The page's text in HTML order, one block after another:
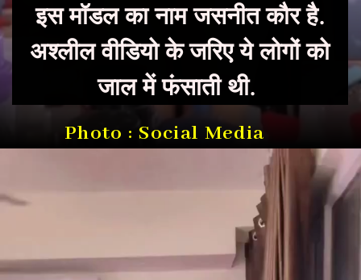
Photo : Social Media
इस मॉडल का नाम जसनीत कौर है.
अश्लील वीडियो के जरिए ये लोगों को
जाल में फंसाती थी.